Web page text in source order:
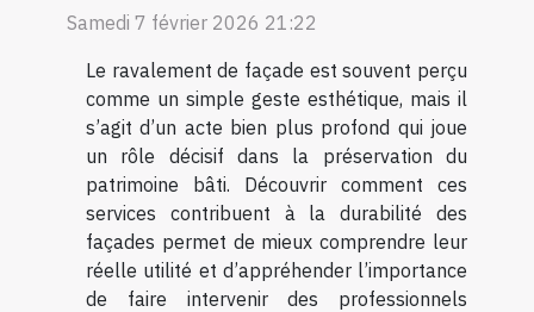
Samedi 7 février 2026 21:22
Le ravalement de façade est souvent perçu
comme un simple geste esthétique, mais il
s’agit d’un acte bien plus profond qui joue
un rôle décisif dans la préservation du
patrimoine bâti. Découvrir comment ces
services contribuent à la durabilité des
façades permet de mieux comprendre leur
réelle utilité et d’appréhender l’importance
de faire intervenir des professionnels